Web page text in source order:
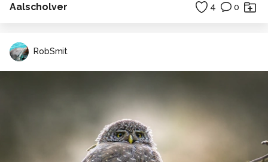
Aalscholver 4 0
RobSmit